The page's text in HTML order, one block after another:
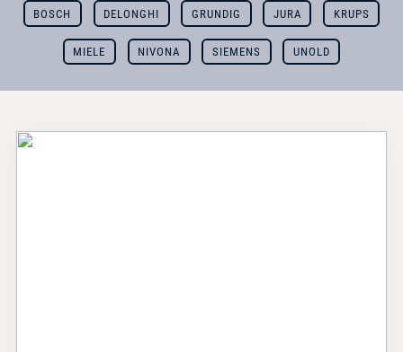
BOSCH DELONGHI GRUNDIG JURA KRUPS
MIELE NIVONA SIEMENS UNOLD